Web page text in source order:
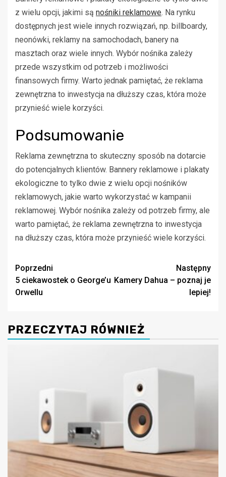
z wielu opcji, jakimi są nośniki reklamowe. Na rynku
dostępnych jest wiele innych rozwiązań, np. billboardy,
neonówki, reklamy na samochodach, banery na
masztach oraz wiele innych. Wybór nośnika zależy
przede wszystkim od potrzeb i możliwości
finansowych firmy. Warto jednak pamiętać, że reklama
zewnętrzna to inwestycja na dłuższy czas, która może
przynieść wiele korzyści.
Podsumowanie
Reklama zewnętrzna to skuteczny sposób na dotarcie
do potencjalnych klientów. Bannery reklamowe i plakaty
ekologiczne to tylko dwie z wielu opcji nośników
reklamowych, jakie warto wykorzystać w kampanii
reklamowej. Wybór nośnika zależy od potrzeb firmy, ale
warto pamiętać, że reklama zewnętrzna to inwestycja
na dłuższy czas, która może przynieść wiele korzyści.
Zobacz
wpisy
Poprzedni
5 ciekawostek o George’u
Orwellu
Następny
Kamery Dahua – poznaj je
lepiej!
PRZECZYTAJ RÓWNIEŻ